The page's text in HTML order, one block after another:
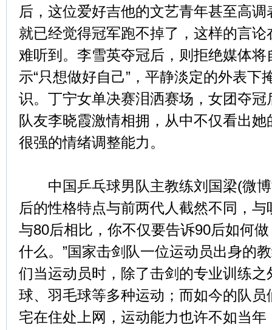
后，这位爱好吉他的文艺青年甚至高
就已经觉得冠军跑不掉了，这样的言
难听到。李雪英夺冠后，则拒绝媒体
示“只想做好自己”，平静淡定的外表下
识。丁宁女单决赛泪洒赛场，女团夺
队友李晓霞激情相拥，从中不仅看出
很强的情绪调整能力。
中国乒乓球男队主教练刘国梁(微博
后的性格特点与前两代人截然不同，
与80后相比，你不仅要告诉90后如何
什么。”国家击剑队一位运动员出身的
们当运动员时，除了击剑的专业训练
球、羽毛球等多种运动；而如今的队
宅在住处上网，运动能力也许不如当